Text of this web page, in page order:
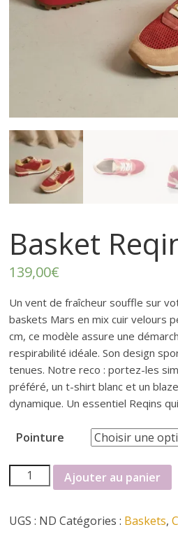
–
r
ê
t
à
p
o
r
t
e
r
f
é
Basket
139,00€
Un vent de fraîcheur souffle sur
baskets Mars en mix cuir velours
cm, ce modèle assure une
respirabilité idéale. Son design
tenues. Notre reco : portez-les
préféré, un t-shirt blanc et un
dynamique. Un essentiel Reqins
Pointure
quantité
de
Reqins
Ajouter au panier
UGS : ND Catégories : Baskets,